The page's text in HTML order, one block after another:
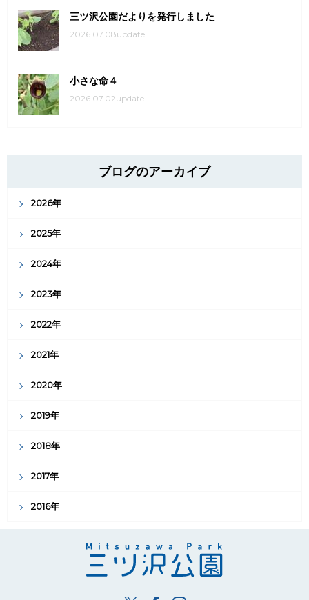
三ツ沢公園だよりを発行しました
2026.07.08update
小さな命４
2026.07.02update
ブログのアーカイブ
2026年
2025年
2024年
2023年
2022年
2021年
2020年
2019年
2018年
2017年
2016年